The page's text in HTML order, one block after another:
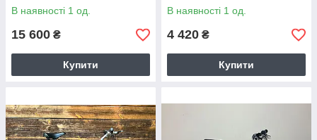
В наявності 1 од.
15 600 ₴
Купити
В наявності 1 од.
4 420 ₴
Купити